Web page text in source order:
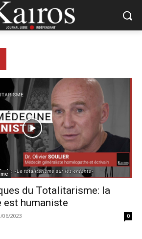
du Totalitarisme: la
est humaniste
06/2023 0